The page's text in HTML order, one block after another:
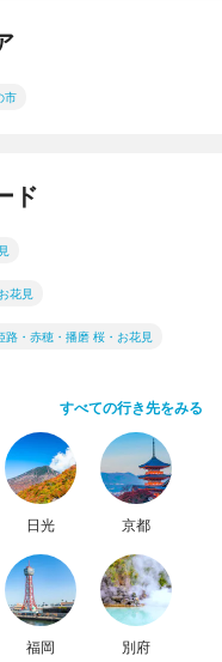
市
ド
花見
路・赤穂・播磨 桜・お花見
すべての行き先をみる
日光 京都
福岡 別府